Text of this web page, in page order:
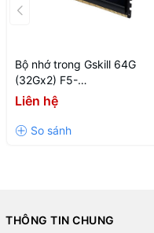
Bộ nhớ trong Gskill 64G
(32Gx2) F5-
5600J3636D32GX2-TZ5RK
Liên hệ
THÔNG TIN CHUNG